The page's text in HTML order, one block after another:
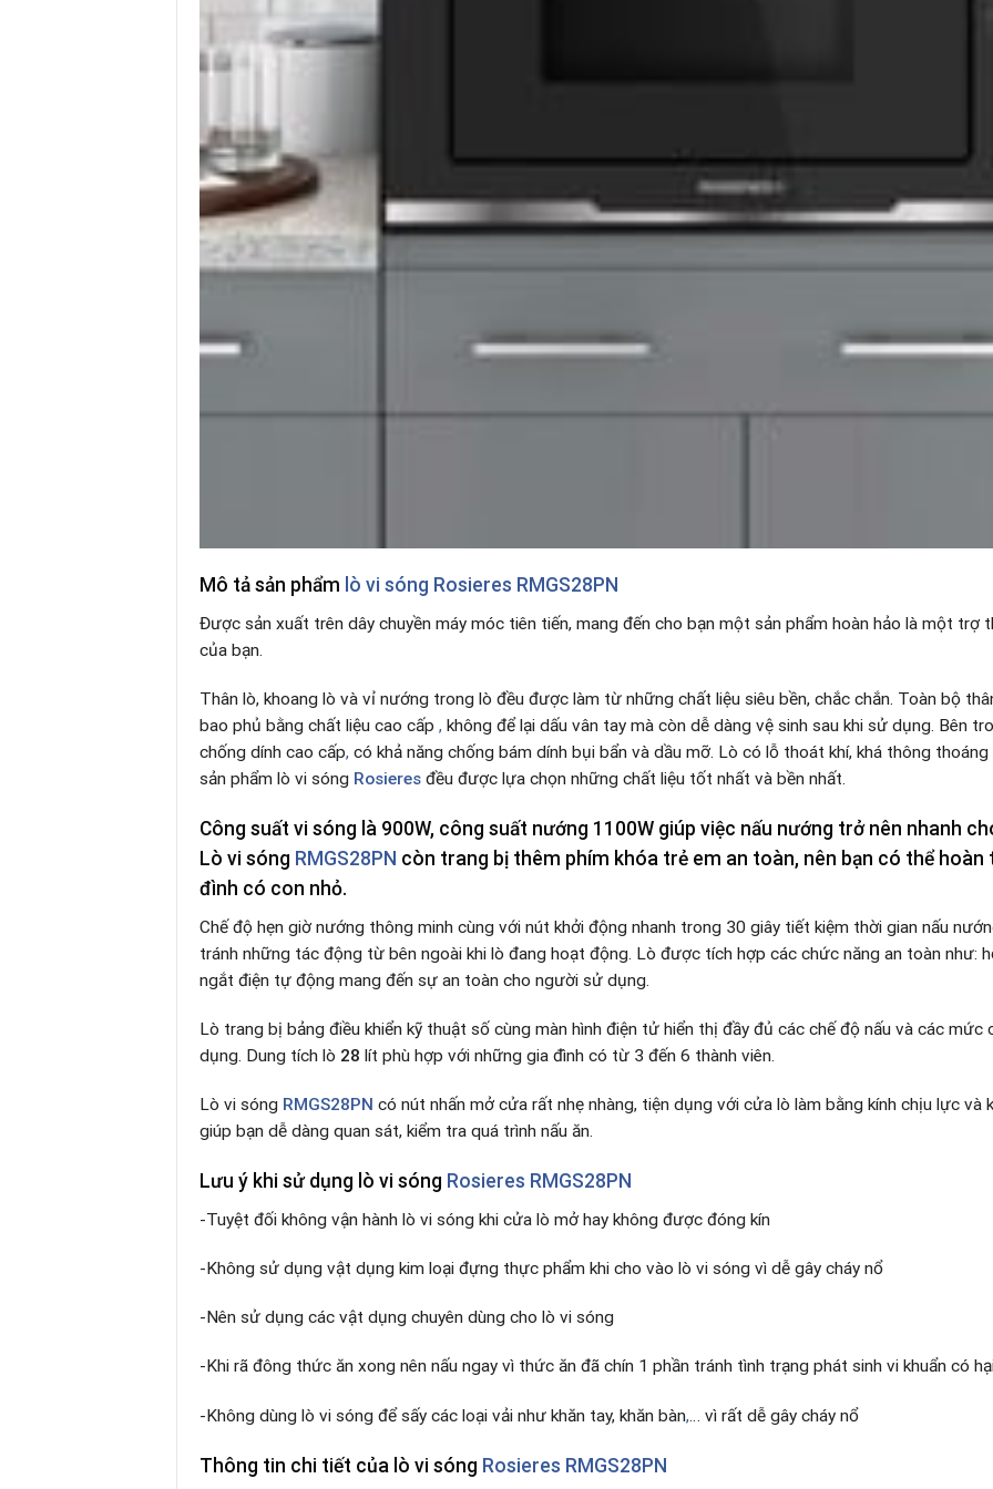
Mô tả sản phẩm lò vi sóng Rosieres RMGS28PN
Được sản xuất trên dây chuyền máy móc tiên tiến, mang đến cho bạn một sản phẩm hoàn hảo là một
của bạn.
Thân lò, khoang lò và vỉ nướng trong lò đều được làm từ những chất liệu siêu bền, chắc chắn. Toàn bộ
bao phủ bằng chất liệu cao cấp , không để lại dấu vân tay mà còn dễ dàng vệ sinh sau khi sử dụng. Bên
chống dính cao cấp, có khả năng chống bám dính bụi bẩn và dầu mỡ. Lò có lỗ thoát khí, khá thông
sản phẩm lò vi sóng Rosieres đều được lựa chọn những chất liệu tốt nhất và bền nhất.
Công suất vi sóng là 900W, công suất nướng 1100W giúp việc nấu nướng trở nên nhanh
Lò vi sóng RMGS28PN còn trang bị thêm phím khóa trẻ em an toàn, nên bạn có thể hoàn
đình có con nhỏ.
Chế độ hẹn giờ nướng thông minh cùng với nút khởi động nhanh trong 30 giây tiết kiệm thời gian nấu
tránh những tác động từ bên ngoài khi lò đang hoạt động. Lò được tích hợp các chức năng an toàn như:
ngắt điện tự động mang đến sự an toàn cho người sử dụng.
Lò trang bị bảng điều khiển kỹ thuật số cùng màn hình điện tử hiển thị đầy đủ các chế độ nấu và các
dụng. Dung tích lò 28 lít phù hợp với những gia đình có từ 3 đến 6 thành viên.
Lò vi sóng RMGS28PN có nút nhấn mở cửa rất nhẹ nhàng, tiện dụng với cửa lò làm bằng kính chịu lực và
giúp bạn dễ dàng quan sát, kiểm tra quá trình nấu ăn.
Lưu ý khi sử dụng lò vi sóng Rosieres RMGS28PN
-Tuyệt đối không vận hành lò vi sóng khi cửa lò mở hay không được đóng kín
-Không sử dụng vật dụng kim loại đựng thực phẩm khi cho vào lò vi sóng vì dễ gây cháy nổ
-Nên sử dụng các vật dụng chuyên dùng cho lò vi sóng
-Khi rã đông thức ăn xong nên nấu ngay vì thức ăn đã chín 1 phần tránh tình trạng phát sinh vi khuẩn có
-Không dùng lò vi sóng để sấy các loại vải như khăn tay, khăn bàn, … vì rất dễ gây cháy nổ
Thông tin chi tiết của lò vi sóng Rosieres RMGS28PN